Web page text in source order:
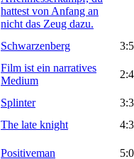
hattest von Anfang an
nicht das Zeug dazu.
Schwarzenberg
Film ist ein narratives
Medium
Splinter
The late knight
Positiveman